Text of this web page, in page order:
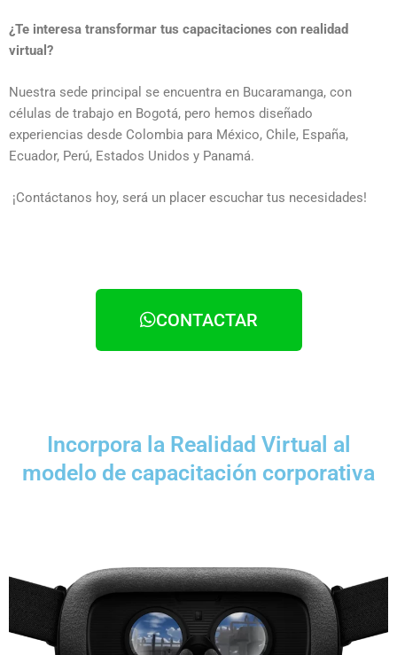
¿Te interesa transformar tus capacitaciones con realidad
virtual?
Nuestra sede principal se encuentra en Bucaramanga, con
células de trabajo en Bogotá, pero hemos diseñado
experiencias desde Colombia para México, Chile, España,
Ecuador, Perú, Estados Unidos y Panamá.
¡Contáctanos hoy, será un placer escuchar tus necesidades!
CONTACTAR
Incorpora la Realidad Virtual al
modelo de capacitación corporativa